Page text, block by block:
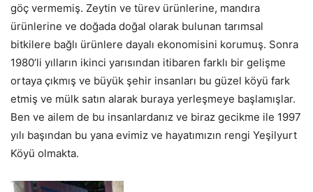
göç vermemiş. Zeytin ve türev ürünlerine, mandıra
ürünlerine ve doğada doğal olarak bulunan tarımsal
bitkilere bağlı ürünlere dayalı ekonomisini korumuş. Sonra
1980’li yılların ikinci yarısından itibaren farklı bir gelişme
ortaya çıkmış ve büyük şehir insanları bu güzel köyü fark
etmiş ve mülk satın alarak buraya yerleşmeye başlamışlar.
Ben ve ailem de bu insanlardanız ve biraz gecikme ile 1997
yılı başından bu yana evimiz ve hayatımızın rengi Yeşilyurt
Köyü olmakta.